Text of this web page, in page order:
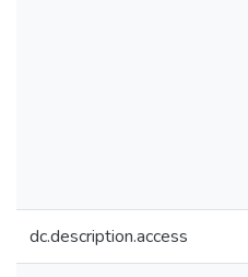
dc.description.access